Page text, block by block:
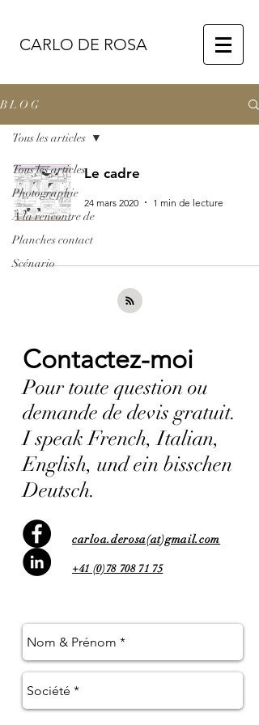
CARLO DE ROSA
B L O G
Tous les articles
Photographie
À la rencontre de
Planches contact
Scénario
Tous les articles
Le cadre
24 mars 2020 1 min de lecture
Contactez-moi
Pour toute question ou
demande de devis gratuit.
I speak French, Italian,
English, und ein bisschen
Deutsch.
carloa.derosa(at)gmail.com
+41 (0)78 708 71 75